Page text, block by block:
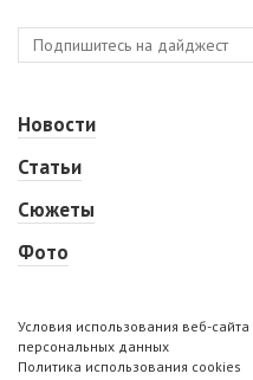
Новости
Статьи
Сюжеты
Фото
Условия использования веб-
персональных данных
Политика использования cookies